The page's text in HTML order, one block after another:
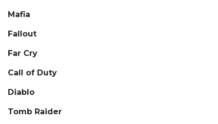
Mafia
Fallout
Far Cry
Call of Duty
Diablo
Tomb Raider